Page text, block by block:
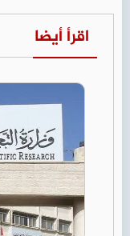
اقرأ أيضا